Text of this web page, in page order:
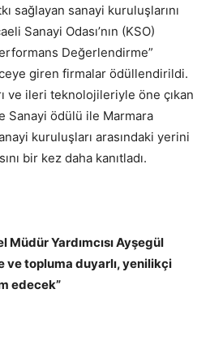
sağlayan sanayi kuruluşlarını
Sanayi Odası’nın (KSO)
Değerlendirme”
giren firmalar ödüllendirildi.
ve ileri teknolojileriyle öne çıkan
Sanayi ödülü ile Marmara
kuruluşları arasındaki yerini
bir kez daha kanıtladı.
Yardımcısı Ayşegül
ve topluma duyarlı, yenilikçi
edecek”